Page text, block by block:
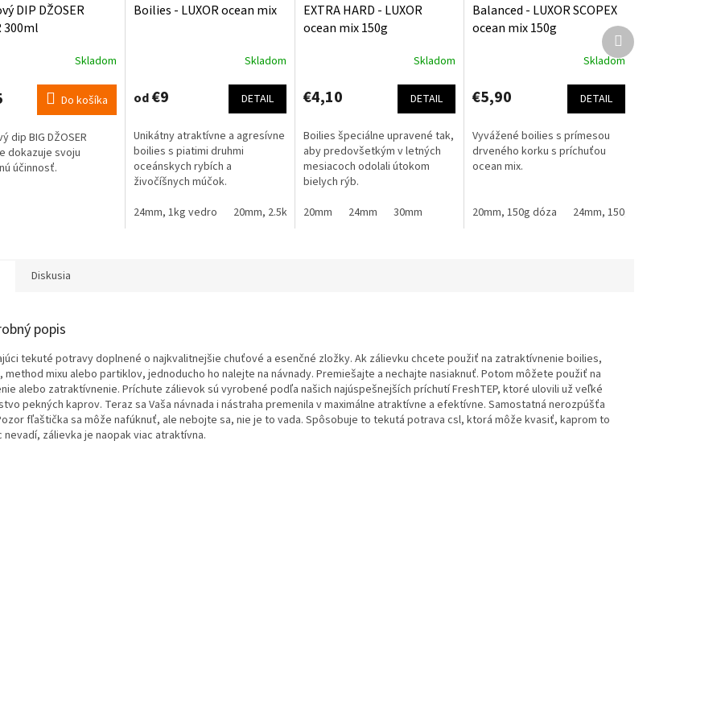
DIP DŽOSER
300ml
Skladom
Do košíka
dip BIG DŽOSER
dokazuje svoju
účinnosť.
Boilies - LUXOR ocean mix
produktu
z
5
hviezdičiek.
Skladom
od€9 DETAIL
Unikátny atraktívne a agresívne
boilies s piatimi druhmi
oceánskych rybích a
živočíšnych múčok.
24mm, 1kg vedro
20mm, 2.5kg sáčok 20mm, 5kg sáčok 24mm, 2.5kg sáčok
EXTRA HARD - LUXOR
ocean mix 150g
Skladom
€4,10 DETAIL
Boilies špeciálne upravené tak,
aby predovšetkým v letných
mesiacoch odolali útokom
bielych rýb.
20mm
24mm 30mm
Balanced - LUXOR SCOPEX
ocean mix 150g
Skladom
€5,90 DETAIL
Vyvážené boilies s prímesou
drveného korku s príchuťou
ocean mix.
20mm, 150g dóza 24mm, 150g dóza
Ďalší
produkt
Diskusia
popis
tekuté potravy doplnené o najkvalitnejšie chuťové a esenčné zložky. Ak zálievku chcete použiť na zatraktívnenie boilies,
method mixu alebo partiklov, jednoducho ho nalejte na návnady. Premiešajte a nechajte nasiaknuť. Potom môžete použiť na
alebo zatraktívnenie. Príchute zálievok sú vyrobené podľa našich najúspešnejších príchutí FreshTEP, ktoré ulovili už veľké
pekných kaprov. Teraz sa Vaša návnada i nástraha premenila v maximálne atraktívne a efektívne. Samostatná nerozpúšťa
fľaštička sa môže nafúknuť, ale nebojte sa, nie je to vada. Spôsobuje to tekutá potrava csl, ktorá môže kvasiť, kaprom to
nevadí, zálievka je naopak viac atraktívna.